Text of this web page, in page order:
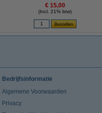
€ 15,00
(Incl. 21% btw)
Bedrijfsinformatie
Algemene Voorwaarden
Privacy